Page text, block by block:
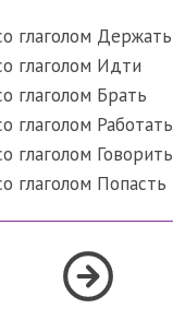
глаголом Держать
глаголом Идти
глаголом Брать
глаголом Работать
глаголом Говорить
глаголом Попасть